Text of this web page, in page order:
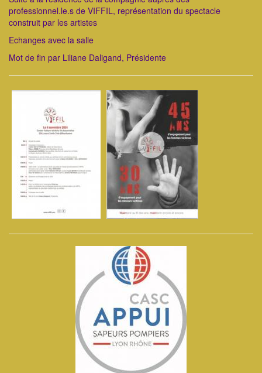
professionnel.le.s de VIFFIL, représentation du spectacle
construit par les artistes
Echanges avec la salle
Mot de fin par Liliane Daligand, Présidente